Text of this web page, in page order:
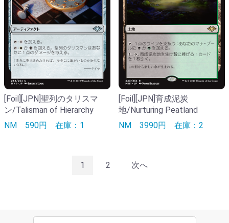
[Foil][JPN]聖列のタリスマ
ン/Talisman of Hierarchy
NM 590円 在庫：1
[Foil][JPN]育成泥炭
地/Nurturing Peatland
NM 3990円 在庫：2
1 2 次へ